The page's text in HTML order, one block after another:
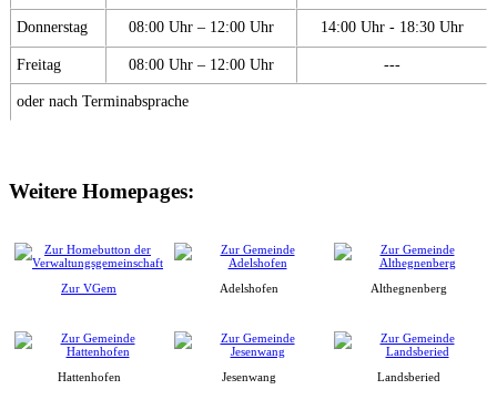
Donnerstag 08:00 Uhr – 12:00 Uhr 14:00 Uhr - 18:30 Uhr
Freitag 08:00 Uhr – 12:00 Uhr ---
oder nach Terminabsprache
Weitere Homepages:
Zur VGem Adelshofen Althegnenberg
Hattenhofen Jesenwang Landsberied